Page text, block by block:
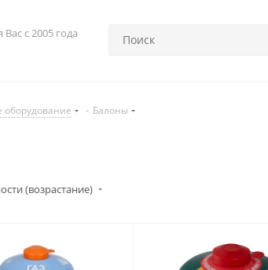
с 2005 года
оборудование - Балоны
(возрастание)